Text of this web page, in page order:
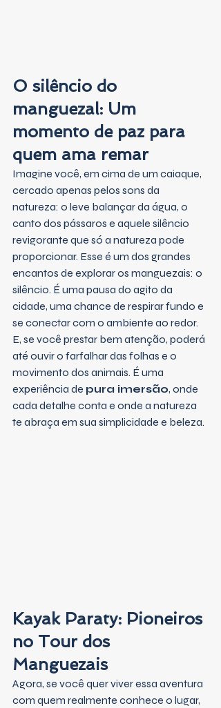
O silêncio do
manguezal: Um
momento de paz para
quem ama remar
Imagine você, em cima de um caiaque,
cercado apenas pelos sons da
natureza: o leve balançar da água, o
canto dos pássaros e aquele silêncio
revigorante que só a natureza pode
proporcionar. Esse é um dos grandes
encantos de explorar os manguezais: o
silêncio. É uma pausa do agito da
cidade, uma chance de respirar fundo e
se conectar com o ambiente ao redor.
E, se você prestar bem atenção, poderá
até ouvir o farfalhar das folhas e o
movimento dos animais. É uma
experiência de pura imersão, onde
cada detalhe conta e onde a natureza
te abraça em sua simplicidade e beleza.
Kayak Paraty: Pioneiros
no Tour dos
Manguezais
Agora, se você quer viver essa aventura
com quem realmente conhece o lugar,